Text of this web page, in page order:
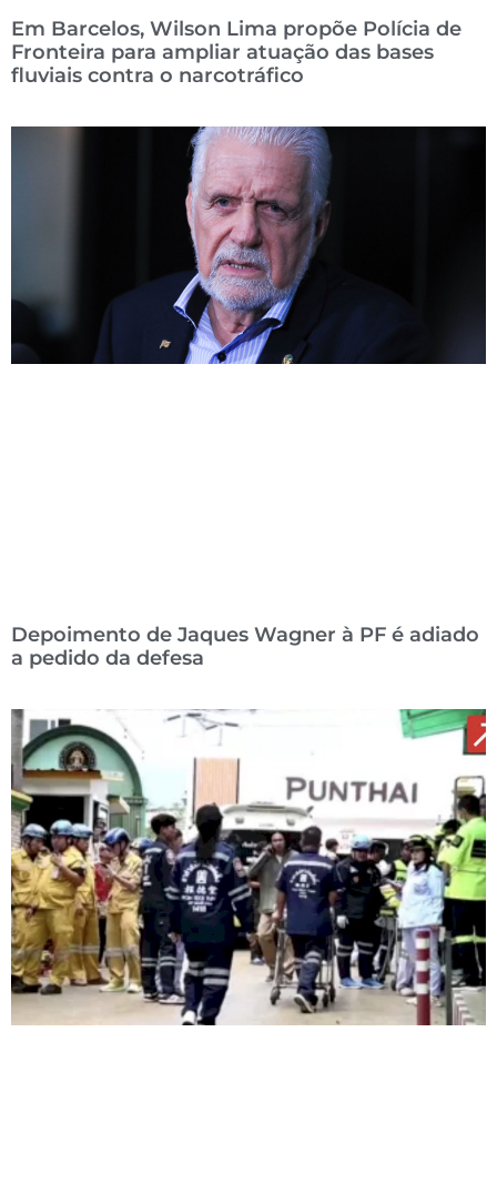
Em Barcelos, Wilson Lima propõe Polícia de
Fronteira para ampliar atuação das bases
fluviais contra o narcotráfico
Depoimento de Jaques Wagner à PF é adiado
a pedido da defesa